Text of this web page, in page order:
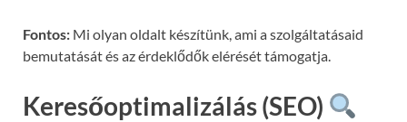
Fontos: Mi olyan oldalt készítünk, ami a szolgáltatásaid
bemutatását és az érdeklődők elérését támogatja.
Keresőoptimalizálás (SEO)